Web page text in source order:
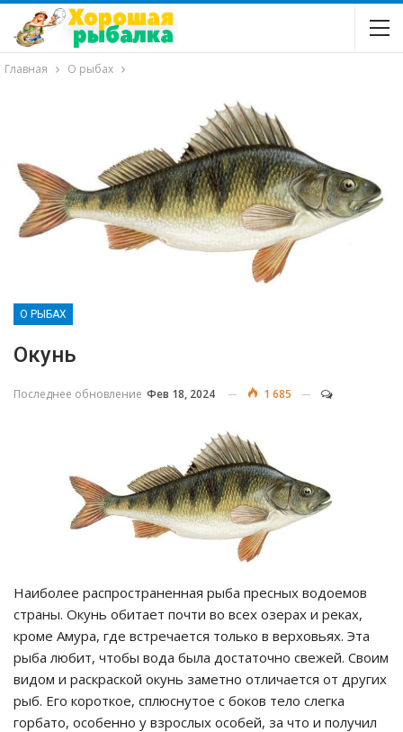
Главная О рыбах
О РЫБАХ
Окунь
Последнее обновление Фев 18, 2024 1 685
Наиболее распространенная рыба пресных водоемов
страны. Окунь обитает почти во всех озерах и реках,
кроме Амура, где встречается только в верховьях. Эта
рыба любит, чтобы вода была достаточно свежей. Своим
видом и раскраской окунь заметно отличается от других
рыб. Его короткое, сплюснутое с боков тело слегка
горбато, особенно у взрослых особей, за что и получил